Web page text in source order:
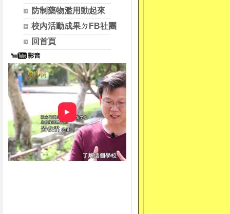
防制藥物濫用動起來
校內活動成果ㄉFB社團
回首頁
►